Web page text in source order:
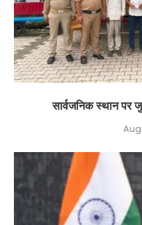
सार्वजनिक स्थान